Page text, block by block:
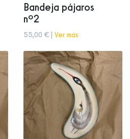
Bandeja pájaros
nº2
55,00 € | Ver más